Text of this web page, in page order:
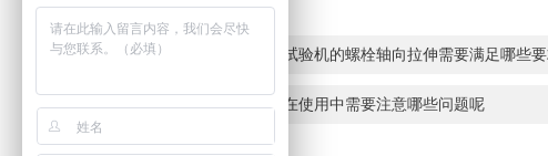
上一篇：电液伺服弹簧疲劳试验机的螺栓轴向拉伸需要满足哪些
下一篇：四立柱压力试验机在使用中需要注意哪些问题呢